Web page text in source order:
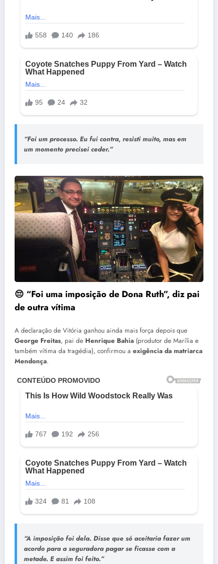
“Foi um processo. Eu fui contra, resisti muito, mas em
um momento precisei ceder.”
😔 “Foi uma imposição de Dona Ruth”, diz pai
de outra vítima
A declaração de Vitória ganhou ainda mais força depois que
George Freitas, pai de Henrique Bahia (produtor de Marília e
também vítima da tragédia), confirmou a exigência da matriarca
Mendonça.
“A imposição foi dela. Disse que só aceitaria fazer um
acordo para a seguradora pagar se ficasse com a
metade. E assim foi feito.”